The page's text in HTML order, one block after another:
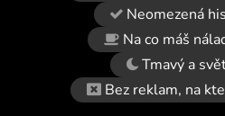
Neomezená
Na co máš
Tmavý a
Bez reklam, na